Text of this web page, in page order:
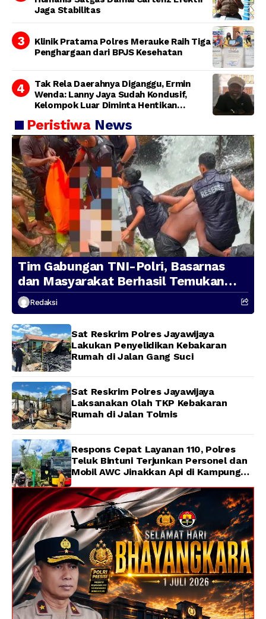
Jaga Stabilitas
Klinik Pratama Polres Merauke Raih Tiga
Penghargaan dari BPJS Kesehatan
Tak Rela Daerahnya Diganggu, Ermin
Wenda: Lanny Jaya Sudah Kondusif,
Kelompok Luar Diminta Hentikan
Peristiwa News
Tim Gabungan TNI-Polri, Basarnas
dan Masyarakat Berhasil Temukan
Presenter TVRI Papua Barat yang
Hilang di Sungai Memti
Redaksi
Sat Reskrim Polres Jayawijaya
Lakukan Penyelidikan Kebakaran
Rumah di Jalan Gang Suci
Sat Reskrim Polres Jayawijaya
Laksanakan Olah TKP Kebakaran
Rumah di Jalan Tolmis
Respons Cepat Layanan 110, Polres
Teluk Bintuni Terjunkan Personel dan
Mobil AWC Jinakkan Api di Kampung